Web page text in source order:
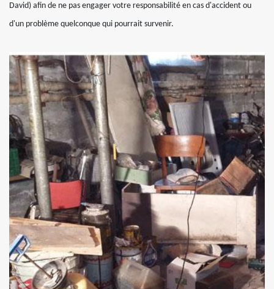
David) afin de ne pas engager votre responsabilité en cas d'accident ou
d'un problème quelconque qui pourrait survenir.